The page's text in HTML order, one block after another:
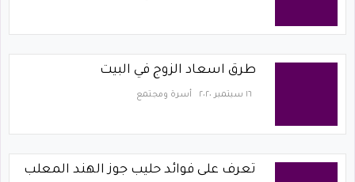
طرق اسعاد الزوج في البيت
١٦ سبتمبر ٢٠٢٠ أسرة ومجتمع
تعرف على فوائد حليب جوز الهند المعلب